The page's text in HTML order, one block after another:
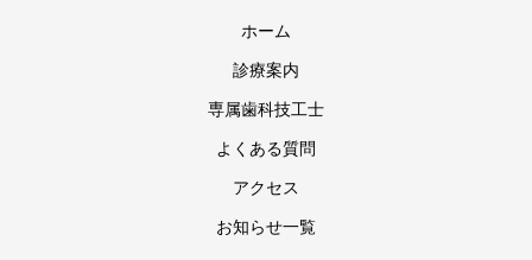
ホーム
診療案内
専属歯科技工士
よくある質問
アクセス
お知らせ一覧